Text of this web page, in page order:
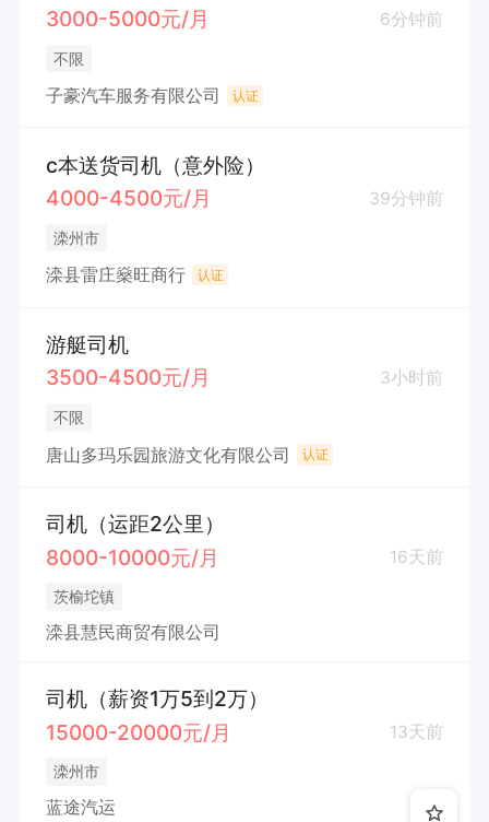
3000-5000元/月
6分钟前
不限
子豪汽车服务有限公司 认证
c本送货司机（意外险）
4000-4500元/月
39分钟前
滦州市
滦县雷庄燊旺商行 认证
游艇司机
3500-4500元/月
3小时前
不限
唐山多玛乐园旅游文化有限公司 认证
司机（运距2公里）
8000-10000元/月
16天前
茨榆坨镇
滦县慧民商贸有限公司
司机（薪资1万5到2万）
15000-20000元/月
13天前
滦州市
蓝途汽运